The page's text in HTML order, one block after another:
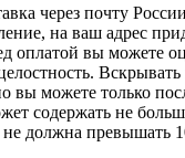
через почту
на ваш адрес
оплатой вы можете
Вскрывать
вы можете только
содержать не
не должна превышать